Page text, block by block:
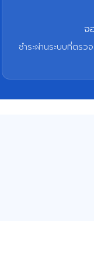
จ
ชำระผ่านระบบที่ตร